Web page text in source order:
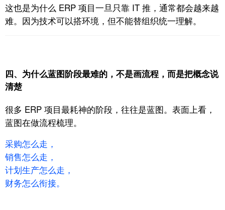
这也是为什么 ERP 项目一旦只靠 IT 推， 通常都会越来越
难。 因为技术可以搭环境， 但不能替组织统一理解。
四、为什么蓝图阶段最难的，不是画流程，而是把概念说
清楚
很多 ERP 项目最耗神的阶段，往往是蓝图。 表面上看，
蓝图在做流程梳理。
采购怎么走，
销售怎么走，
计划生产怎么走，
财务怎么衔接。